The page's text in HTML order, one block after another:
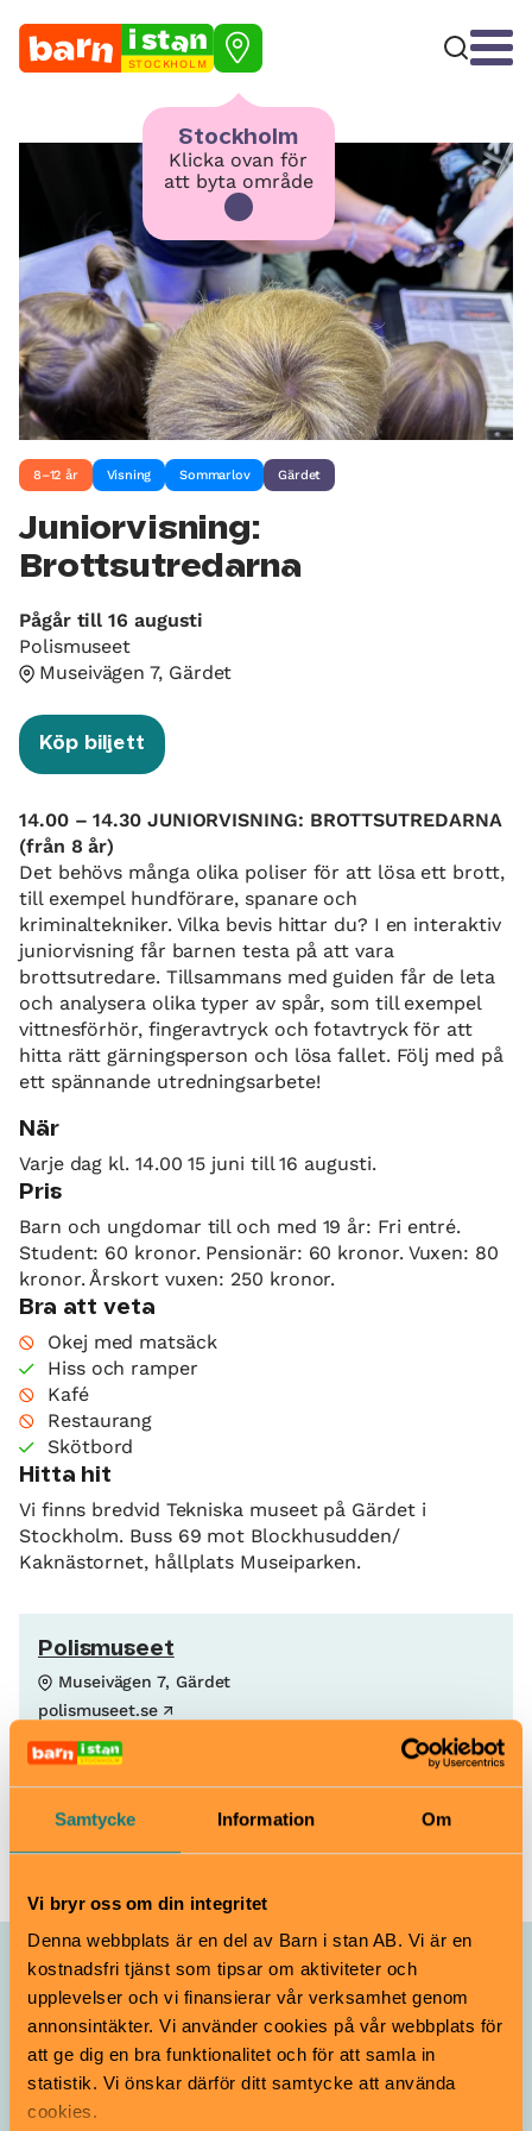
Samtycke Information Om
Vi bryr oss om din integritet
Denna webbplats är en del av Barn i stan AB. Vi är en
kostnadsfri tjänst som tipsar om aktiviteter och
upplevelser och vi finansierar vår verksamhet genom
annonsintäkter. Vi använder cookies på vår webbplats för
att ge dig en bra funktionalitet och för att samla in
statistik. Vi önskar därför ditt samtycke att använda
cookies.
STOCKHOLM
Stockholm
Klicka ovan för
att byta område
8–12 år Visning Sommarlov Gärdet
Juniorvisning:
Brottsutredarna
Pågår till 16 augusti
Polismuseet
Museivägen 7, Gärdet
Köp biljett
14.00 – 14.30 JUNIORVISNING: BROTTSUTREDARNA
(från 8 år)
Det behövs många olika poliser för att lösa ett brott,
till exempel hundförare, spanare och
kriminaltekniker. Vilka bevis hittar du? I en interaktiv
juniorvisning får barnen testa på att vara
brottsutredare. Tillsammans med guiden får de leta
och analysera olika typer av spår, som till exempel
vittnesförhör, fingeravtryck och fotavtryck för att
hitta rätt gärningsperson och lösa fallet. Följ med på
ett spännande utredningsarbete!
När
Varje dag kl. 14.00 15 juni till 16 augusti.
Pris
Barn och ungdomar till och med 19 år: Fri entré.
Student: 60 kronor. Pensionär: 60 kronor. Vuxen: 80
kronor. Årskort vuxen: 250 kronor.
Bra att veta
Okej med matsäck
Hiss och ramper
Kafé
Restaurang
Skötbord
Hitta hit
Vi finns bredvid Tekniska museet på Gärdet i
Stockholm. Buss 69 mot Blockhusudden/
Kaknästornet, hållplats Museiparken.
Polismuseet
Museivägen 7, Gärdet
polismuseet.se
polismuseet[at]polisen.se
010-56 38 000
Köp biljett
Allt som händer – Polismuseet
Hyr trampbil på
trafiklekplatsen